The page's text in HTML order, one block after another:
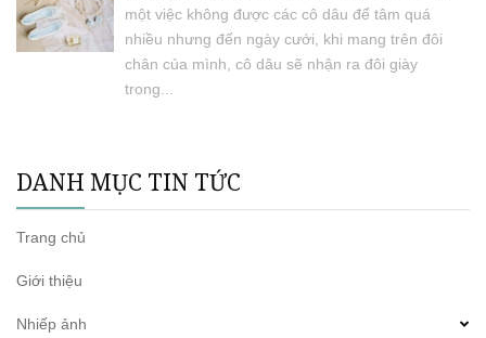
một việc không được các cô dâu để tâm quá
nhiều nhưng đến ngày cưới, khi mang trên đôi
chân của mình, cô dâu sẽ nhận ra đôi giày
trong...
DANH MỤC TIN TỨC
Trang chủ
Giới thiệu
Nhiếp ảnh